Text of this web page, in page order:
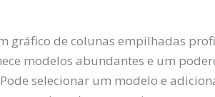
gráfico de colunas empilhadas
modelos abundantes e um
selecionar um modelo e